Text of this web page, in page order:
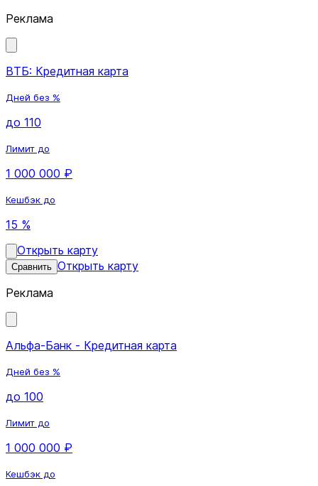
Реклама
ВТБ: Кредитная карта
Дней без %
до 110
Лимит до
1 000 000 ₽
Кешбэк до
15 %
Открыть карту
Сравнить Открыть карту
Реклама
Альфа-Банк - Кредитная карта
Дней без %
до 100
Лимит до
1 000 000 ₽
Кешбэк до